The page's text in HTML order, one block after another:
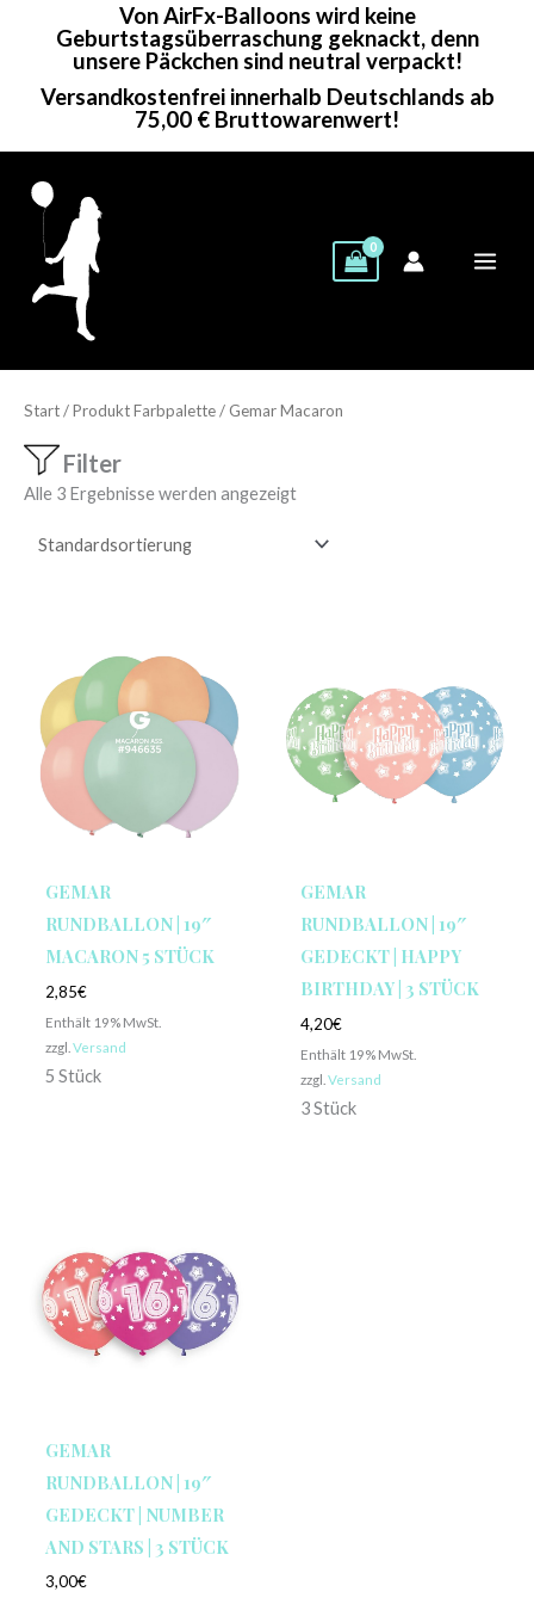
Von AirFx-Balloons wird keine
Geburtstagsüberraschung geknackt, denn
unsere Päckchen sind neutral verpackt!
Versandkostenfrei innerhalb Deutschlands ab
75,00 € Bruttowarenwert!
Start/ Produkt Farbpalette / Gemar Macaron
Filter
Alle 3 Ergebnisse werden angezeigt
GEMAR
RUNDBALLON | 19″
MACARON 5 STÜCK
2,85€
Enthält 19% MwSt.
zzgl. Versand
5 Stück
GEMAR
RUNDBALLON | 19″
GEDECKT | HAPPY
BIRTHDAY | 3 STÜCK
4,20€
Enthält 19% MwSt.
zzgl. Versand
3 Stück
GEMAR
RUNDBALLON | 19″
GEDECKT | NUMBER
AND STARS | 3 STÜCK
3,00€